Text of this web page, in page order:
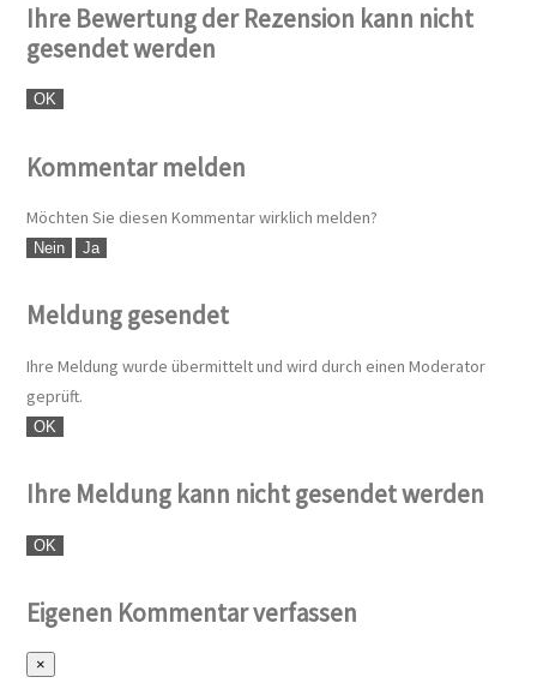
Ihre Bewertung der Rezension kann nicht
gesendet werden
OK
Kommentar melden
Möchten Sie diesen Kommentar wirklich melden?
Nein Ja
Meldung gesendet
Ihre Meldung wurde übermittelt und wird durch einen Moderator
geprüft.
OK
Ihre Meldung kann nicht gesendet werden
OK
Eigenen Kommentar verfassen
×